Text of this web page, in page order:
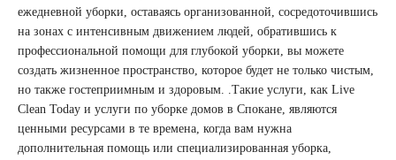
ежедневной уборки, оставаясь организованной, сосредоточившись
на зонах с интенсивным движением людей, обратившись к
профессиональной помощи для глубокой уборки, вы можете
создать жизненное пространство, которое будет не только чистым,
но также гостеприимным и здоровым. .Такие услуги, как Live
Clean Today и услуги по уборке домов в Спокане, являются
ценными ресурсами в те времена, когда вам нужна
дополнительная помощь или специализированная уборка,